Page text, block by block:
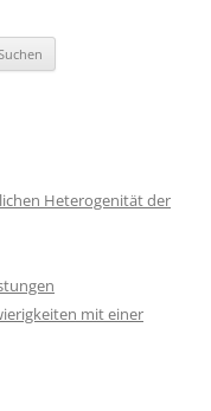
Heterogenität der
mit einer